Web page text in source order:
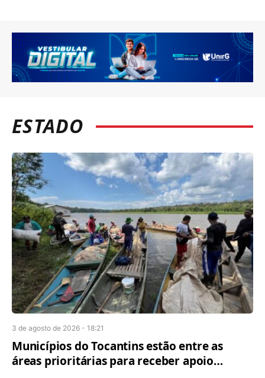
ESTADO
3 de agosto de 2026 - 18:21
Municípios do Tocantins estão entre as
áreas prioritárias para receber apoio